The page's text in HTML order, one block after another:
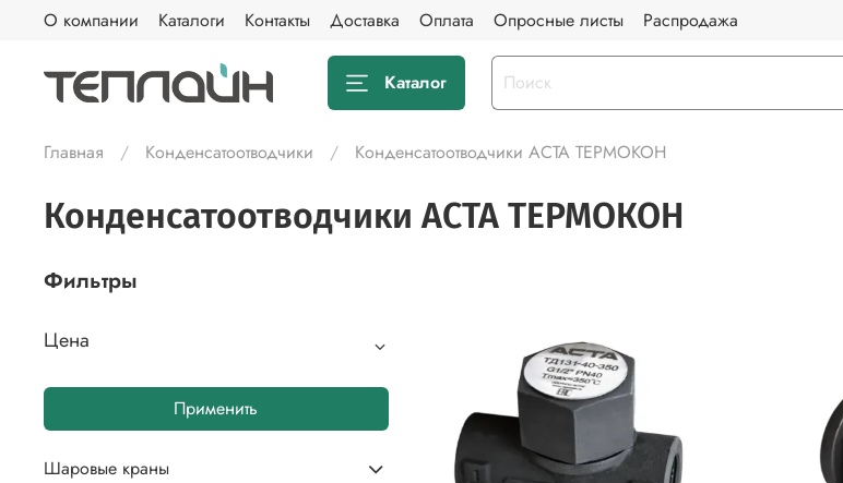
О компании Каталоги Контакты Доставка Оплата Опросные листы Распродажа
Каталог
Главная Конденсатоотводчики Конденсатоотводчики АСТА ТЕРМОКОН
Конденсатоотводчики АСТА ТЕРМОКОН
Фильтры
Цена
Применить
Шаровые краны